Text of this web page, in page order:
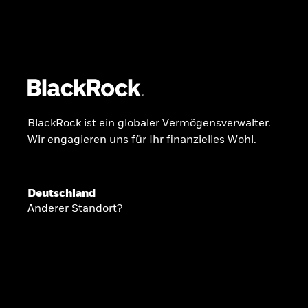
INSIDE THE MARKET
BlackRock ist ein globaler Vermögensverwalter.
Wir engagieren uns für Ihr finanzielles Wohl.
Deutschland
Anderer Standort?